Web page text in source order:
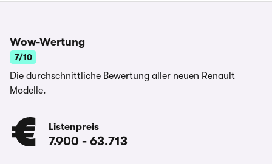
Wow-Wertung
7/10
Die durchschnittliche Bewertung aller neuen Renault
Modelle.
Listenpreis
7.900 - 63.713